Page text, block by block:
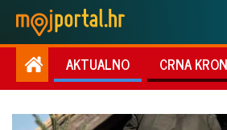
AKTUALNO CRNA